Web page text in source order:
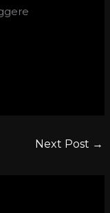
Next Post →